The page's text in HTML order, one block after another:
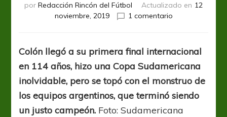
por Redacción Rincón del Fútbol Actualizado en 12
noviembre, 2019
1 comentarioen
competir,
Sabalero
Colón llegó a su primera final internacional
en 114 años, hizo una Copa Sudamericana
inolvidable, pero se topó con el monstruo de
los equipos argentinos, que terminó siendo
un justo campeón. Foto: Sudamericana